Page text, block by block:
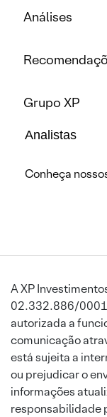
Análises
Grupo XP
Analistas
Conheça
A XP
02.332.886/
autorizada a
comunicação
está sujeita a
ou prejudicar o
informações
responsabilidade